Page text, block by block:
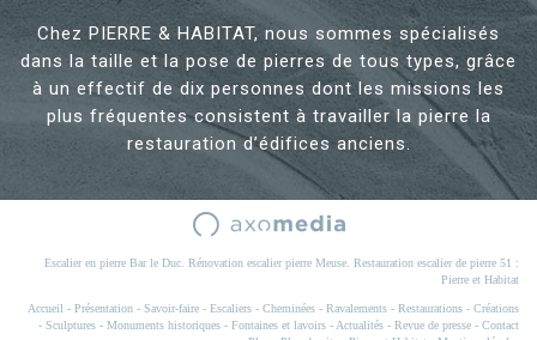
Chez PIERRE & HABITAT, nous sommes spécialisés
dans la taille et la pose de pierres de tous types, grâce
à un effectif de dix personnes dont les missions les
plus fréquentes consistent à travailler la pierre la
restauration d’édifices anciens.
Escalier en pierre Bar le Duc. Rénovation escalier pierre Meuse. Restauration escalier de pierre 51 :
Pierre et Habitat
Accueil - Présentation - Savoir-faire - Escaliers - Cheminées - Ravalements - Restaurations - Créations
- Sculptures - Monuments historiques - Fontaines et lavoirs - Actualités - Revue de presse - Contact